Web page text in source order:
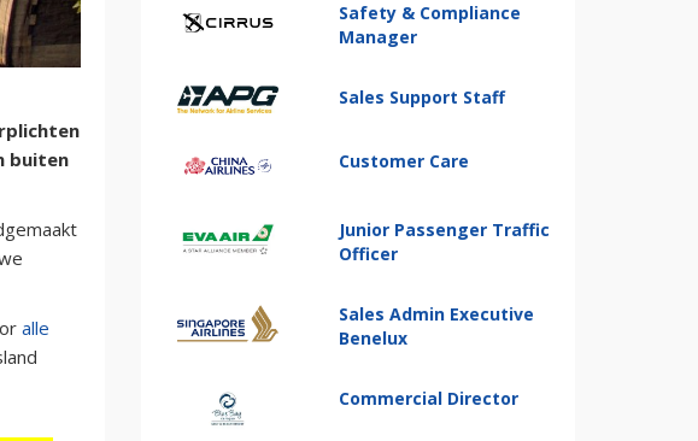
buiten
alle
Safety & Compliance
Manager
Sales Support Staff
Customer Care
Junior Passenger Traffic
Officer
Sales Admin Executive
Benelux
Commercial Director